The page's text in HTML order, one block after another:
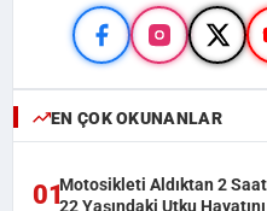
EN ÇOK OKUNANLAR
01Motosikleti Aldıktan 2
22 Yaşındaki Utku